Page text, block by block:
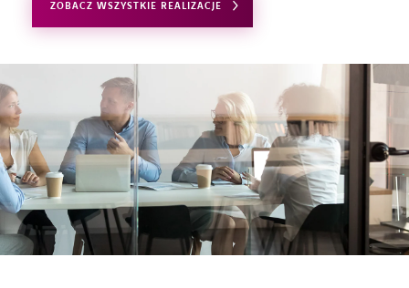
ZOBACZ WSZYSTKIE REALIZACJE